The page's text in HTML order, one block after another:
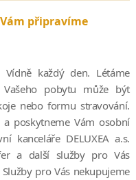
připravíme
každý den. Létáme
pobytu může být
nebo formu stravování.
poskytneme Vám osobní
kanceláře DELUXEA a.s.
a další služby pro Vás
pro Vás nekupujeme